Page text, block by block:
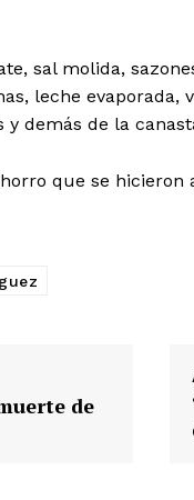
sal molida,
leche
demás de la
que se
de